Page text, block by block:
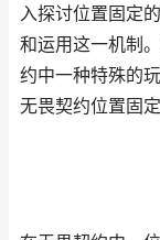
入探讨位置固定
和运用这一机制
约中一种特殊的
无畏契约位置固定